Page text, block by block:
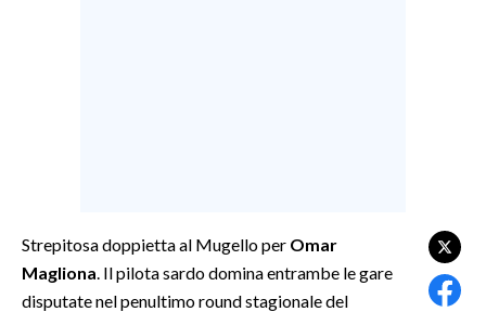
SPETTACOLI
Strepitosa doppietta al Mugello per Omar
Magliona . Il pilota sardo domina entrambe le gare
disputate nel penultimo round stagionale del